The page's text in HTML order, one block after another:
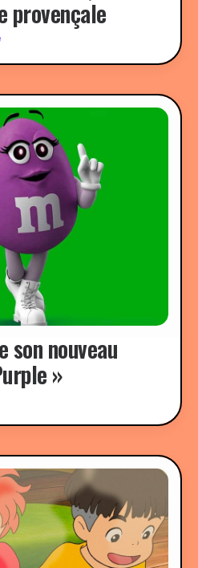
provençale
son nouveau
»